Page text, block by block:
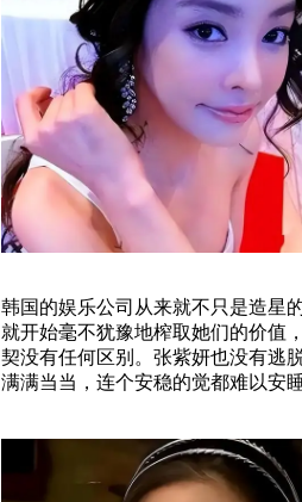
韩国的娱乐公司从来就不只是造星
就开始毫不犹豫地榨取她们的价值
契没有任何区别。张紫妍也没有逃
满满当当，连个安稳的觉都难以安